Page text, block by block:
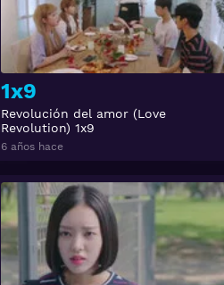
1x9
Revolución del amor (Love
Revolution) 1x9
6 años hace